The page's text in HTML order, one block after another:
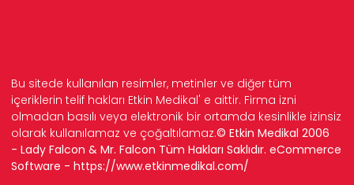
Bu sitede kullanılan resimler, metinler ve diğer tüm
içeriklerin telif hakları Etkin Medikal' e aittir. Firma izni
olmadan basılı veya elektronik bir ortamda kesinlikle izinsiz
olarak kullanılamaz ve çoğaltılamaz.© Etkin Medikal 2006
- Lady Falcon & Mr. Falcon Tüm Hakları Saklıdır. eCommerce
Software - https://www.etkinmedikal.com/